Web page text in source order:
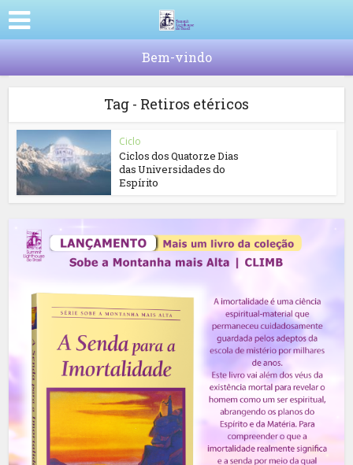
Bem-vindo
Tag - Retiros etéricos
Ciclo
Ciclos dos Quatorze Dias
das Universidades do
Espírito